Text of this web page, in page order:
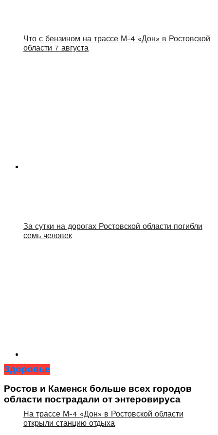
Что с бензином на трассе М-4 «Дон» в Ростовской
области 7 августа
За сутки на дорогах Ростовской области погибли
семь человек
На трассе М-4 «Дон» в Ростовской области
открыли станцию отдыха
Здоровье
Ростов и Каменск больше всех городов
области пострадали от энтеровируса